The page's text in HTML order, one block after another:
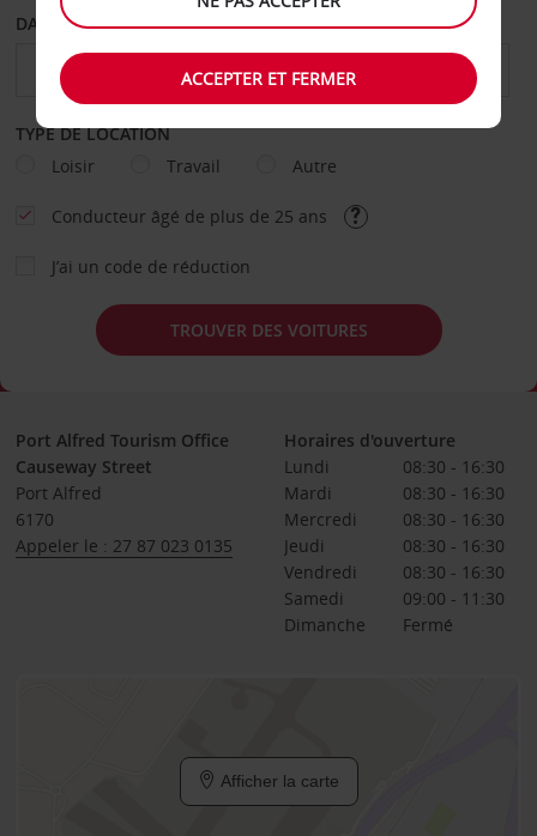
DATE DE DÉPART DATE DE RETOUR
TYPE DE LOCATION
Loisir
Travail Autre
Conducteur âgé de plus de 25 ans
J’ai un code de réduction
TROUVER DES VOITURES
Port Alfred Tourism Office
Causeway Street
Port Alfred
6170
Appeler le : 27 87 023 0135
Horaires d'ouverture
Lundi
08:30 - 16:30
Mardi
08:30 - 16:30
Mercredi
08:30 - 16:30
Jeudi
08:30 - 16:30
Vendredi
08:30 - 16:30
Samedi
09:00 - 11:30
Dimanche
Fermé
Afficher la carte
ACCEPTER ET FERMER